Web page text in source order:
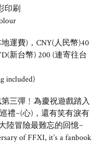
印刷
運費)，CNY(人民幣)40
新台幣) 200 (連寄往台
included)
三彈﹗為慶祝遊戲踏入
禮~(心)，還有笑有淚有
大陸冒險最難忘的回憶~
of FFXI, it’s a fanbook